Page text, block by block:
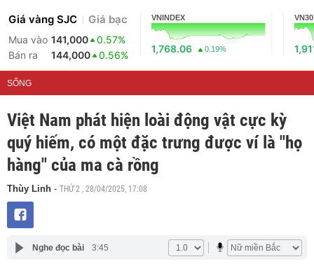
Giá vàng SJC Giá bạc
Mua vào 141,000
0.57%
Bán ra
144,000 0.56%
VNINDEX
1,768.06 0.19%
VN30
SỐNG
Việt Nam phát hiện loài động vật cực kỳ
quý hiếm, có một đặc trưng được ví là "họ
hàng" của ma cà rồng
Thùy Linh - THỨ 2 , 28/04/2025, 17:08
Nghe đọc bài 3:45